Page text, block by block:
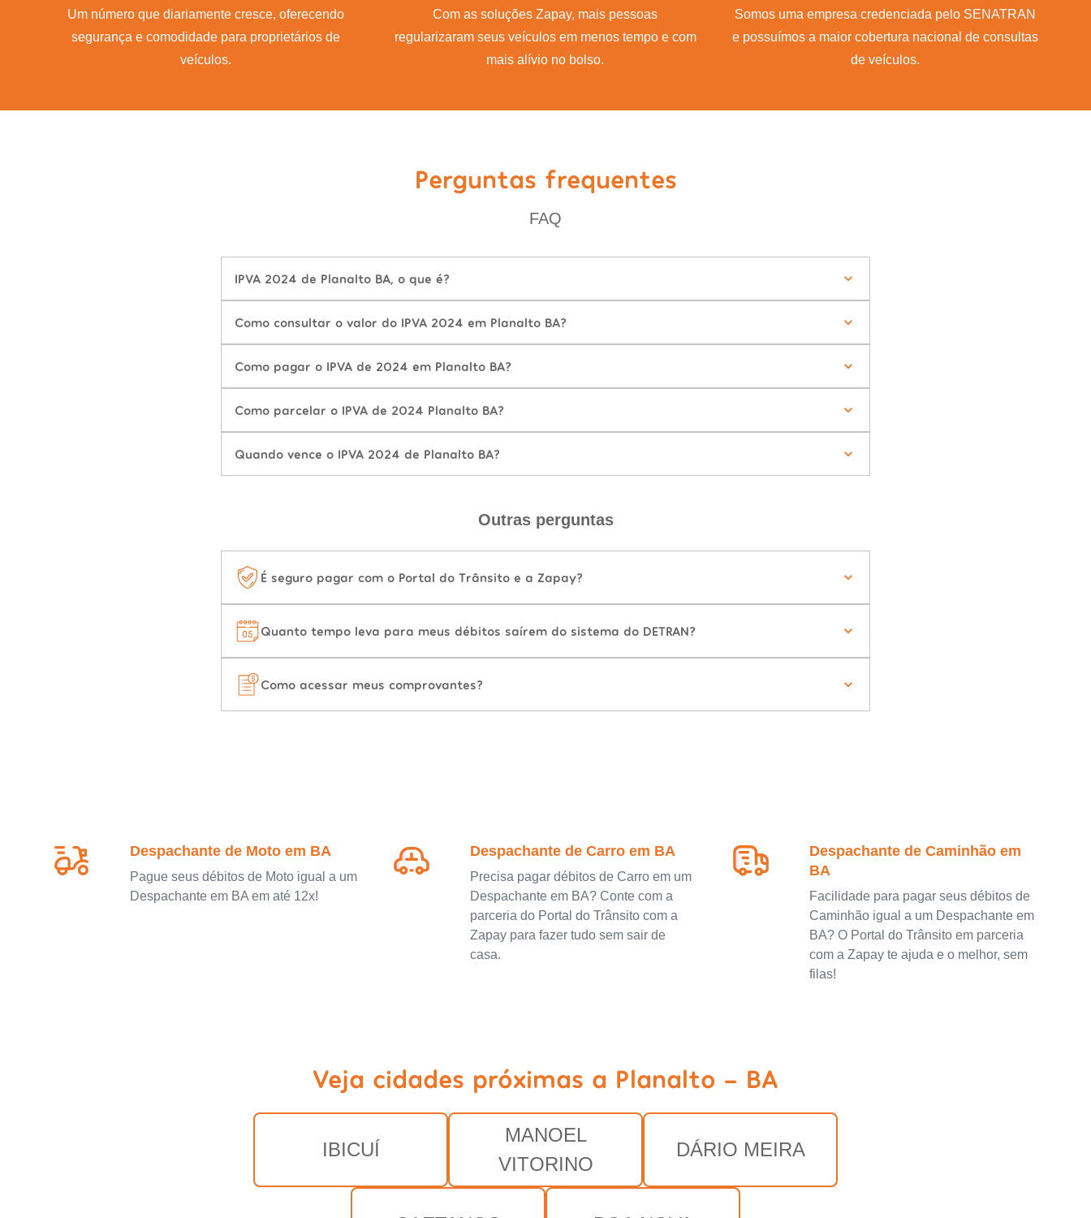
Um número que diariamente cresce, oferecendo
segurança e comodidade para proprietários de
veículos.
Com as soluções Zapay, mais pessoas
regularizaram seus veículos em menos tempo e com
mais alívio no bolso.
Somos uma empresa credenciada pelo SENATRAN
e possuímos a maior cobertura nacional de consultas
de veículos.
Perguntas frequentes
FAQ
IPVA 2024 de Planalto BA, o que é?
Como consultar o valor do IPVA 2024 em Planalto BA?
Como pagar o IPVA de 2024 em Planalto BA?
Como parcelar o IPVA de 2024 Planalto BA?
Quando vence o IPVA 2024 de Planalto BA?
Outras perguntas
É seguro pagar com o Portal do Trânsito e a Zapay?
Quanto tempo leva para meus débitos saírem do sistema do DETRAN?
Como acessar meus comprovantes?
Despachante de Moto em BA
Pague seus débitos de Moto igual a um
Despachante em BA em até 12x!
Despachante de Carro em BA
Precisa pagar débitos de Carro em um
Despachante em BA? Conte com a
parceria do Portal do Trânsito com a
Zapay para fazer tudo sem sair de
casa.
Despachante de Caminhão em
BA
Facilidade para pagar seus débitos de
Caminhão igual a um Despachante em
BA? O Portal do Trânsito em parceria
com a Zapay te ajuda e o melhor, sem
filas!
Veja cidades próximas a Planalto - BA
IBICUÍ
MANOEL
VITORINO
DÁRIO MEIRA